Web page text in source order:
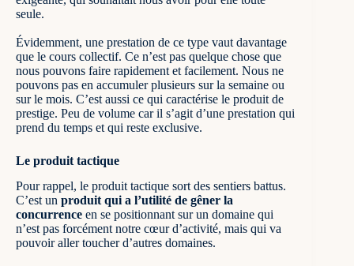
seule.
Évidemment, une prestation de ce type vaut davantage
que le cours collectif. Ce n’est pas quelque chose que
nous pouvons faire rapidement et facilement. Nous ne
pouvons pas en accumuler plusieurs sur la semaine ou
sur le mois. C’est aussi ce qui caractérise le produit de
prestige. Peu de volume car il s’agit d’une prestation qui
prend du temps et qui reste exclusive.
Le produit tactique
Pour rappel, le produit tactique sort des sentiers battus.
C’est un produit qui a l’utilité de gêner la
concurrence en se positionnant sur un domaine qui
n’est pas forcément notre cœur d’activité, mais qui va
pouvoir aller toucher d’autres domaines.